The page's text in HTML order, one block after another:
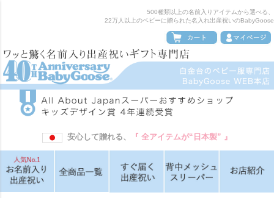
500種類以上の名前入りアイテムから選べる、
22万人以上のベビーに贈られた名入れ出産祝いのBabyGoose
安心して贈れる、 『 全アイテムが“日本製” 』